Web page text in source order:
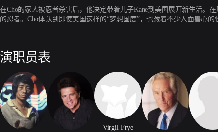
在Cho的家人被忍者杀害后，他决定带着儿子Kane到美国展开新生活。
的忍者。Cho体认到即使美国这样的“梦想国度”，也藏着不少人面兽心
演职员表
Virgil Frye